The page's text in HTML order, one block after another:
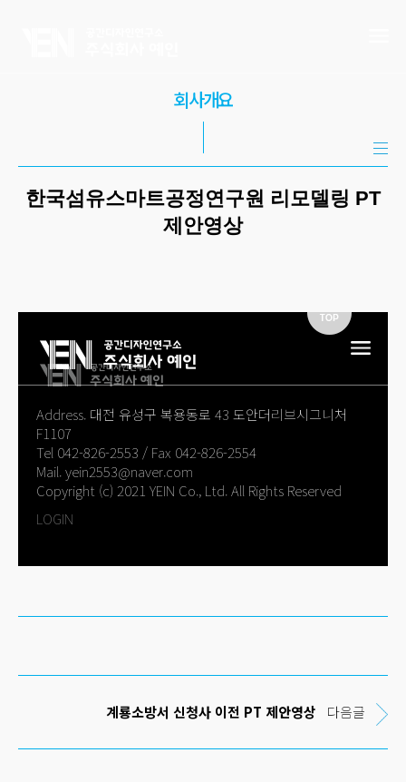
회사개요
한국섬유스마트공정연구원 리모델링 PT
제안영상
다음글
계룡소방서 신청사 이전 PT 제안영상